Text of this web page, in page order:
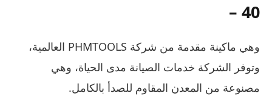
– 40
وهي ماكينة مقدمة من شركة PHMTOOLS العالمية،
وتوفر الشركة خدمات الصيانة مدى الحياة، وهي
مصنوعة من المعدن المقاوم للصدأ بالكامل.